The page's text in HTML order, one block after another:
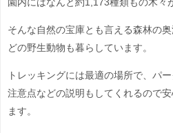
園内にはなんと約1,173種類もの木々
そんな自然の宝庫とも言える森林の
どの野生動物も暮らしています。
トレッキングには最適の場所で、パ
注意点などの説明もしてくれるので
ます。